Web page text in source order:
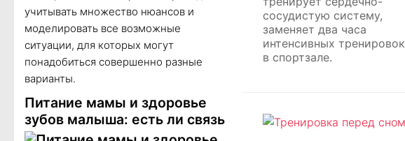
сосудистую систему,
заменяет два часа
интенсивных тренировок
в спортзале.
учитывать множество нюансов и
моделировать все возможные
ситуации, для которых могут
понадобиться совершенно разные
варианты.
Питание мамы и здоровье
зубов малыша: есть ли связь